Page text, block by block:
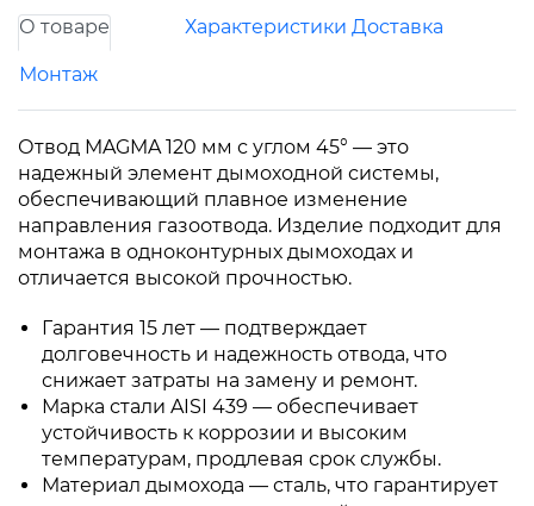
О товаре Характеристики Доставка
Монтаж
Отвод MAGMA 120 мм с углом 45° — это
надежный элемент дымоходной системы,
обеспечивающий плавное изменение
направления газоотвода. Изделие подходит для
монтажа в одноконтурных дымоходах и
отличается высокой прочностью.
Гарантия 15 лет — подтверждает
долговечность и надежность отвода, что
снижает затраты на замену и ремонт.
Марка стали AISI 439 — обеспечивает
устойчивость к коррозии и высоким
температурам, продлевая срок службы.
Материал дымохода — сталь, что гарантирует